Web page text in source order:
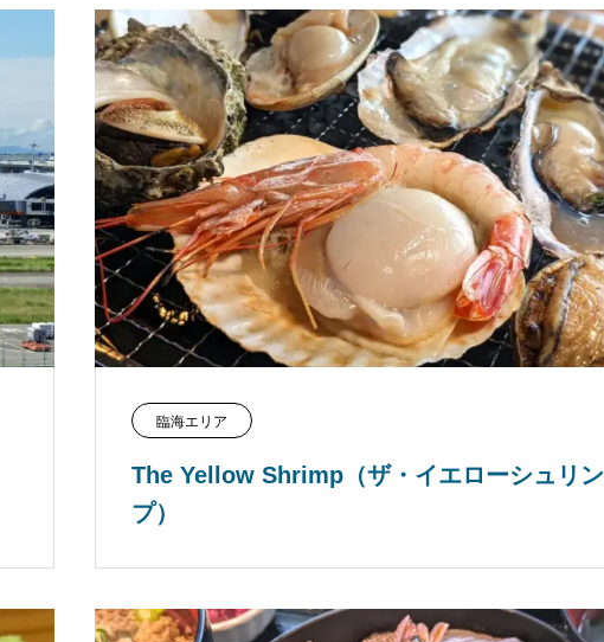
臨海エリア
The Yellow Shrimp（ザ・イエローシュリン
プ）